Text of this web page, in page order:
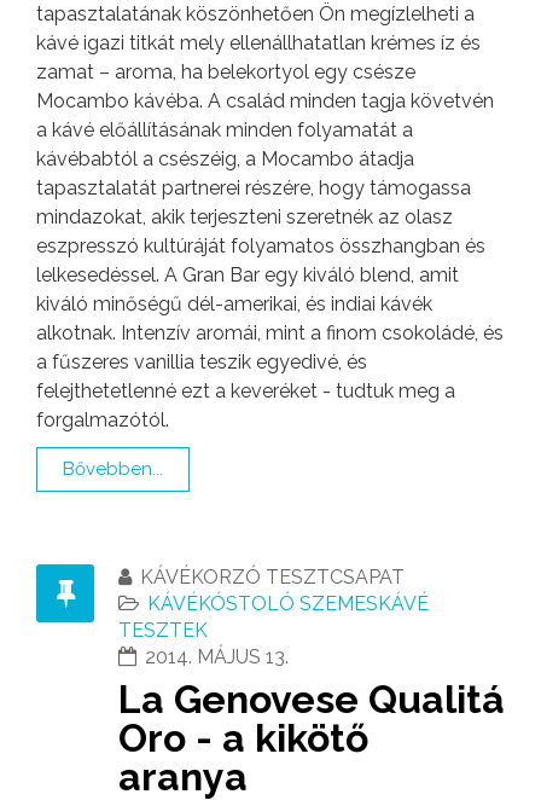
tapasztalatának köszönhetően Ön megízlelheti a
kávé igazi titkát mely ellenállhatatlan krémes íz és
zamat – aroma, ha belekortyol egy csésze
Mocambo kávéba. A család minden tagja követvén
a kávé előállításának minden folyamatát a
kávébabtól a csészéig, a Mocambo átadja
tapasztalatát partnerei részére, hogy támogassa
mindazokat, akik terjeszteni szeretnék az olasz
eszpresszó kultúráját folyamatos összhangban és
lelkesedéssel. A Gran Bar egy kiváló blend, amit
kiváló minőségű dél-amerikai, és indiai kávék
alkotnak. Intenzív aromái, mint a finom csokoládé, és
a fűszeres vanillia teszik egyedivé, és
felejthetetlenné ezt a keveréket - tudtuk meg a
forgalmazótól.
Bővebben...
KÁVÉKORZÓ TESZTCSAPAT
KÁVÉKÓSTOLÓ SZEMESKÁVÉ
TESZTEK
2014. MÁJUS 13.
La Genovese Qualitá
Oro - a kikötő
aranya